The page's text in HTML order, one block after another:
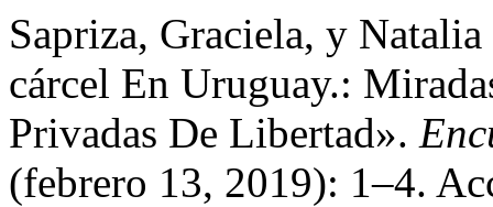
Sapriza, Graciela, y
cárcel En Uruguay.:
Privadas De Libertad».
(febrero 13, 2019): 1–4.